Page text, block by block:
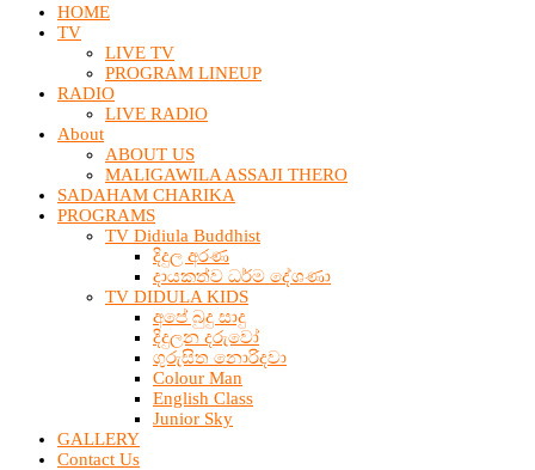
HOME
TV
LIVE TV
PROGRAM LINEUP
RADIO
LIVE RADIO
About
ABOUT US
MALIGAWILA ASSAJI THERO
SADAHAM CHARIKA
PROGRAMS
TV Didiula Buddhist
දිදුල අරණ
දායකත්ව ධර්ම දේශණා
TV DIDULA KIDS
අපේ බුදු සාදු
දිදුලන දරුවෝ
ගුරුසිත නොරිදවා
Colour Man
English Class
Junior Sky
GALLERY
Contact Us